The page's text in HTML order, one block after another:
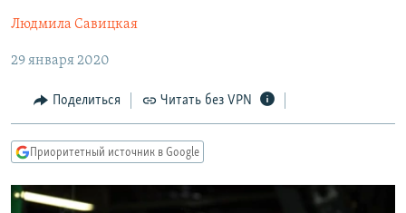
Вернутся
навигации
Вернутся
поиску
МНЕНИЯ
КУЛЬТУРА
IDEL.РЕАЛИИ
СЕВЕР.РЕАЛИИ
СИБИРЬ.РЕАЛИИ
Людмила Савицкая
29 января 2020
Поделиться Читать без VPN
Приоритетный источник в Google